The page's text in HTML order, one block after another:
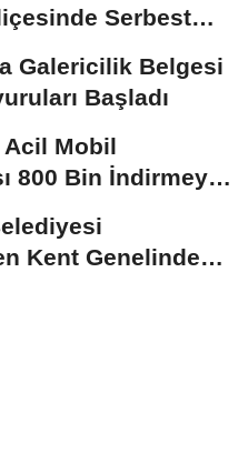
Serbest
Galericilik Belgesi
Başladı
Acil Mobil
800 Bin İndirmeyi
Kent Genelinde